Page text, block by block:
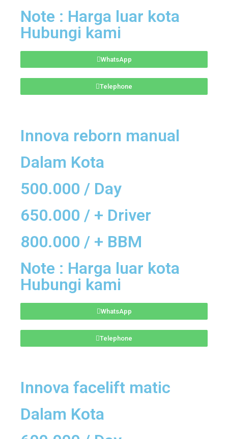
Note : Harga luar kota
Hubungi kami
WhatsApp
Telephone
Innova reborn manual
Dalam Kota
500.000 / Day
650.000 / + Driver
800.000 / + BBM
Note : Harga luar kota
Hubungi kami
WhatsApp
Telephone
Innova facelift matic
Dalam Kota